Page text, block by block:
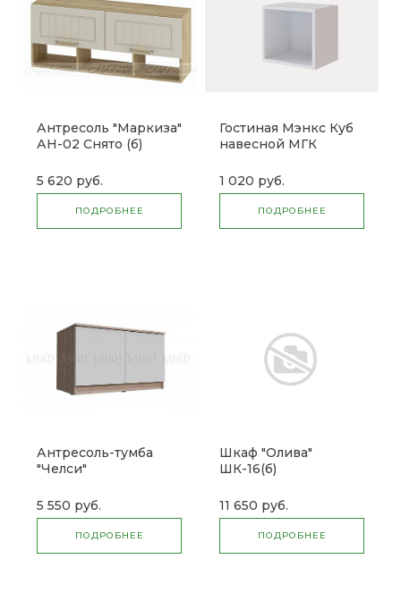
Антресоль "Маркиза"
АН-02 Снято (б)
5 620 руб.
ПОДРОБНЕЕ
Гостиная Мэнкс Куб
навесной МГК
1 020 руб.
ПОДРОБНЕЕ
Антресоль-тумба
"Челси"
5 550 руб.
ПОДРОБНЕЕ
Шкаф "Олива"
ШК-16(б)
11 650 руб.
ПОДРОБНЕЕ